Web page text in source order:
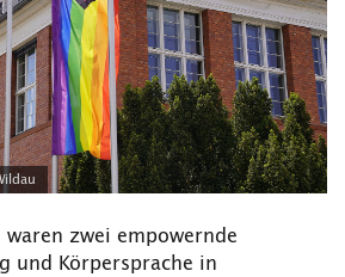
zwei empowernde
und Körpersprache in